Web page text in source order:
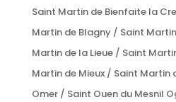
Saint Martin de Bienfaite la
Martin de Blagny / Saint
Martin de la Lieue / Saint
Martin de Mieux / Saint Martin
Omer / Saint Ouen du Mesnil